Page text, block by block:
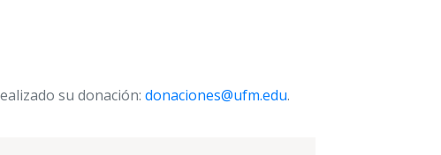
su donación: donaciones@ufm.edu.